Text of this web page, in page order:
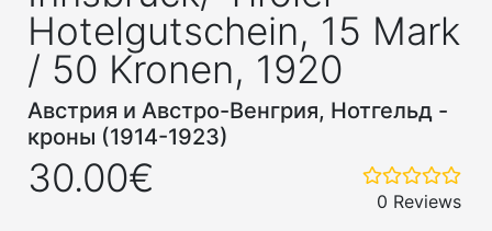
Hotelgutschein, 15 Mark
/ 50 Kronen, 1920
Австрия и Австро-Венгрия, Нотгельд -
кроны (1914-1923)
30.00€
0 Reviews